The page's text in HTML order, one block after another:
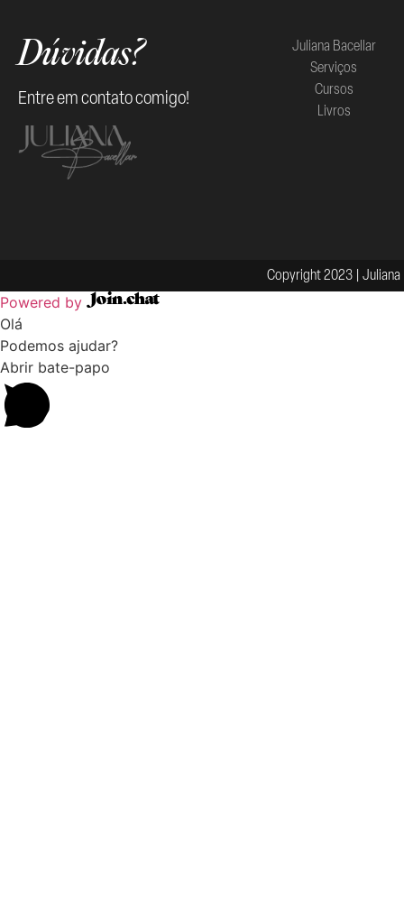
Dúvidas?
Entre em contato comigo!
Juliana Bacellar
Serviços
Cursos
Livros
Copyright 2023 | Juliana
Powered by
Olá
Podemos ajudar?
Abrir bate-papo